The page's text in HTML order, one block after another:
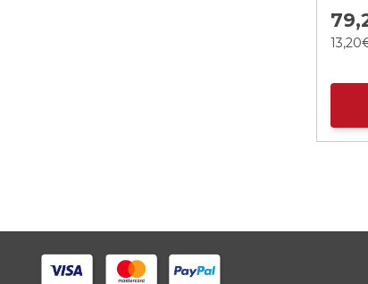
79,
13,20